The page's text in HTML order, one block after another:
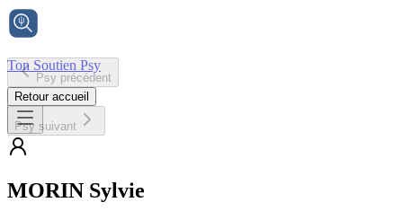
Ton Soutien Psy
Accueil
Psy précédent
Retour accueil
Psy suivant
MORIN Sylvie